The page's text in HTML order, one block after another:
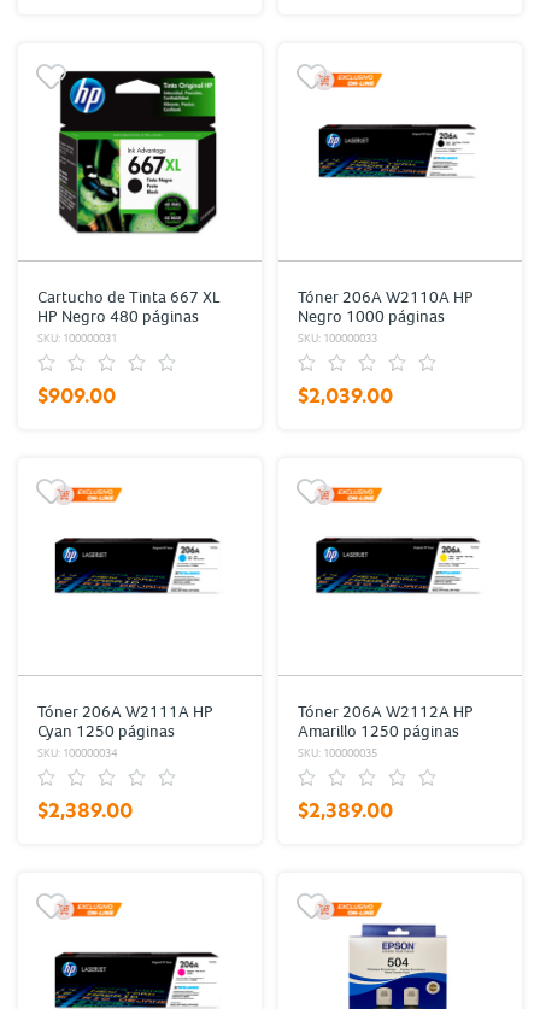
Cartucho de Tinta 667 XL
HP Negro 480 páginas
SKU: 100000031
$909.00
Tóner 206A W2110A HP
Negro 1000 páginas
SKU: 100000033
$2,039.00
Tóner 206A W2111A HP
Cyan 1250 páginas
SKU: 100000034
$2,389.00
Tóner 206A W2112A HP
Amarillo 1250 páginas
SKU: 100000035
$2,389.00